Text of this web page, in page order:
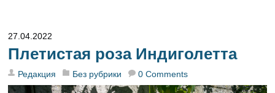
27.04.2022
Плетистая роза Индиголетта
Редакция Без рубрики 0 Comments